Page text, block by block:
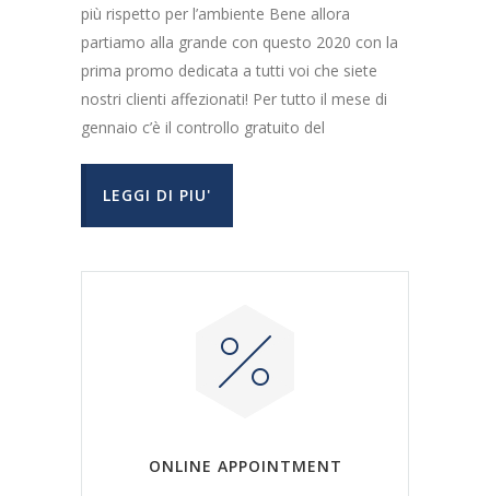
più rispetto per l’ambiente Bene allora
partiamo alla grande con questo 2020 con la
prima promo dedicata a tutti voi che siete
nostri clienti affezionati! Per tutto il mese di
gennaio c’è il controllo gratuito del
LEGGI DI PIU'
ONLINE APPOINTMENT